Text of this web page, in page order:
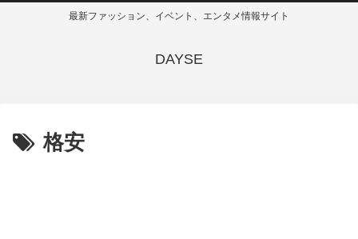
最新ファッション、イベント、エンタメ情報サイト
DAYSE
格安